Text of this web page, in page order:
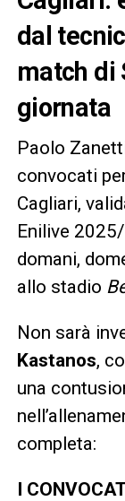
dal
match di
giornata
Paolo
convocati
Cagliari,
Enilive
domani,
allo stadio
Non sarà
Kastanos,
una
completa:
I